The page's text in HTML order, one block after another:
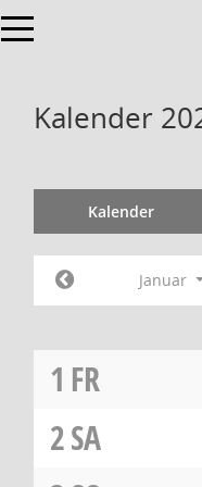
Toggle navigation
Kalender
Kalender
Januar
1 FR
2SA